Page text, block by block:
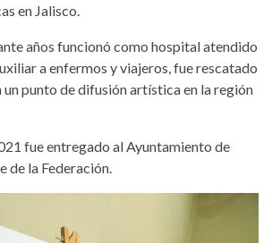
en Jalisco.
años funcionó como hospital atendido
a enfermos y viajeros, fue rescatado
punto de difusión artística en la región
fue entregado al Ayuntamiento de
de la Federación.